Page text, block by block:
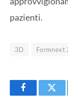
pazienti.
3D Formnext
Facebook